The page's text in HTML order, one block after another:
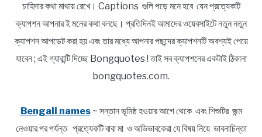
চাহিদার কথা মাথায় রেখে। Captions গুলি পড়ে মনে হবে যেন প্রত্যেকটি
ক্যাপশন আপনার ই মনের কথা বলছে। প্রতিদিনই আমাদের ওয়েবসাইটে নতুন নতুন
ক্যাপশন আপডেট করা হয় এবং তার মধ্যে আপনার পছন্দের ক্যাপশনটি অবশ্যই পেয়ে
যাবেন ; এই গ্যারান্টি দিচ্ছে Bongquotes ! তাই সব ক্যাপশনের একটাই ঠিকানা
bongquotes.com.
Bengali names~ সন্তান ভূমিষ্ঠ হওয়ার আগে থেকে এবং শিশুটির জন্ম
নেওয়ার পর পর্যন্ত প্রত্যেকটি বাবা মা ও অভিভাবকেরা যে বিষয় নিয়ে ভাবনাচিন্তা